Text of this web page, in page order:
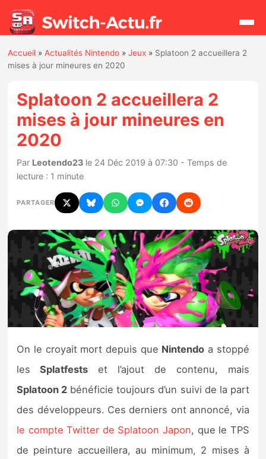
Actualités
Jeux
Hardware
Mises à jour
Chiffres de ventes
Rumeurs
Nintendo Direct
Tests et previews
Tests de jeux
Tests d’accessoires
Autres tests
Previews
Accueil »Actualités Nintendo »Jeux » Splatoon 2 accueillera 2
mises à jour mineures en 2020
Splatoon 2 accueillera 2
mises à jour mineures en
2020
Par Leotendo23 le 24 Déc 2019 à 07:30 - Temps de
lecture : 1 minute
PARTAGER
On le croyait mort depuis que Nintendo a stoppé
les Splatfests et l’ajout de contenu, mais
Splatoon 2 bénéficie toujours d’un suivi de la part
des développeurs. Ces derniers ont annoncé, via
le compte Twitter de Splatoon Japon, que le TPS
de peinture accueillera, au minimum, 2 mises à